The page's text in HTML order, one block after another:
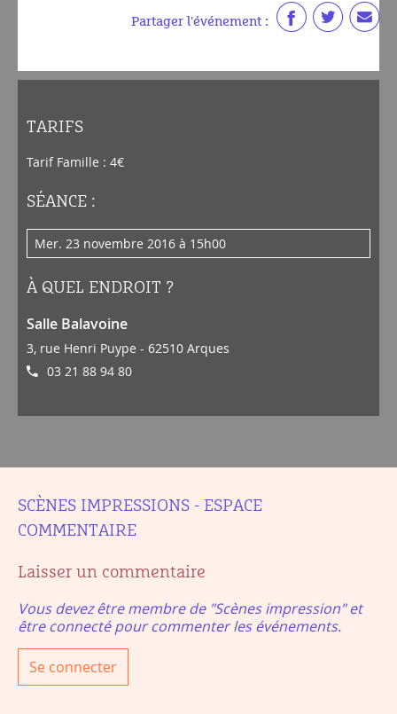
Partager l'événement :
TARIFS
Tarif Famille : 4€
SÉANCE :
mer. 23 novembre 2016 à 15h00
À QUEL ENDROIT ?
Salle Balavoine
3, rue Henri Puype - 62510 Arques
03 21 88 94 80
SCÈNES IMPRESSIONS - ESPACE
COMMENTAIRE
Laisser un commentaire
Vous devez être membre de "Scènes impression" et
être connecté pour commenter les événements.
Se connecter